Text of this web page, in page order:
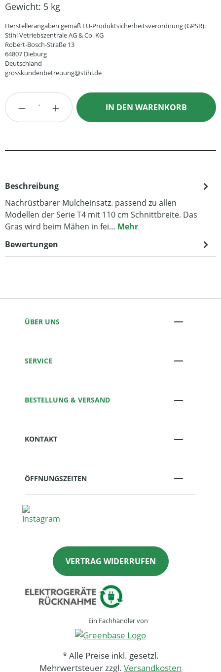
Gewicht: 5 kg
Herstellerangaben gemäß EU-Produktsicherheitsverordnung (GPSR):
Stihl Vetriebszentrale AG & Co. KG
Robert-Bosch-Straße 13
64807 Dieburg
Deutschland
grosskundenbetreuung@stihl.de
Produkt Anzahl: Gib den gewünschten
IN DEN WARENKORB
Beschreibung
Nachrüstbarer Mulcheinsatz. passend zu allen
Modellen der Serie T4 mit 110 cm Schnittbreite. Das
Gras wird beim Mähen in fei… Mehr
Bewertungen
ÜBER UNS
SERVICE
BESTELLUNG & VERSAND
KONTAKT
ÖFFNUNGSZEITEN
VERTRAG WIDERRUFEN
Ein Fachhändler von
* Alle Preise inkl. gesetzl.
Mehrwertsteuer zzgl. Versandkosten